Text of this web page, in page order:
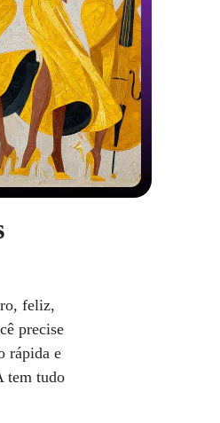
feliz,
precise
rápida e
tem tudo